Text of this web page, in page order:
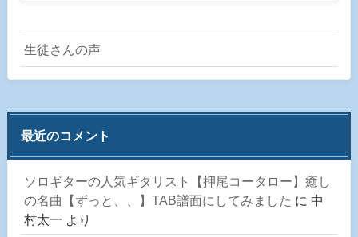
生徒さんの声
最近のコメント
ソロギターの人気ギタリスト【押尾コータロー】癒し
の名曲【ずっと、、】TAB譜面にしてみました に 中
村太一 より